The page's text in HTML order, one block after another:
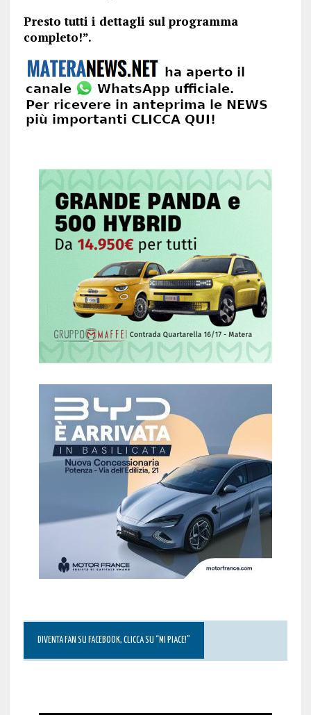
Presto tutti i dettagli sul programma
completo!”.
DIVENTA FAN SU FACEBOOK, CLICCA SU “MI PIACE!”